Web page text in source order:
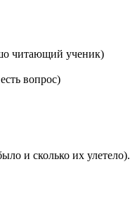
читающий ученик)
вопрос)
и сколько их улетело).